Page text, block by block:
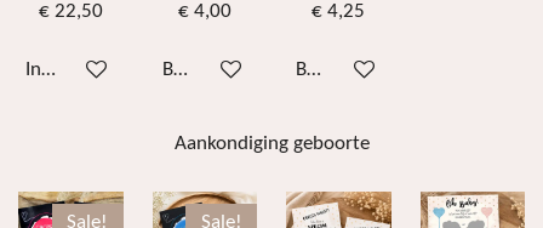
€ 22,50
In winkelwagen
€ 4,00
Bekijk details
€ 4,25
Bekijk details
Aankondiging geboorte
Sale! Sale!